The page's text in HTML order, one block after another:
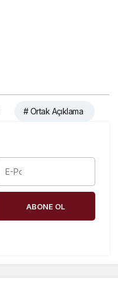
# Ortak Açıklama
ABONE OL